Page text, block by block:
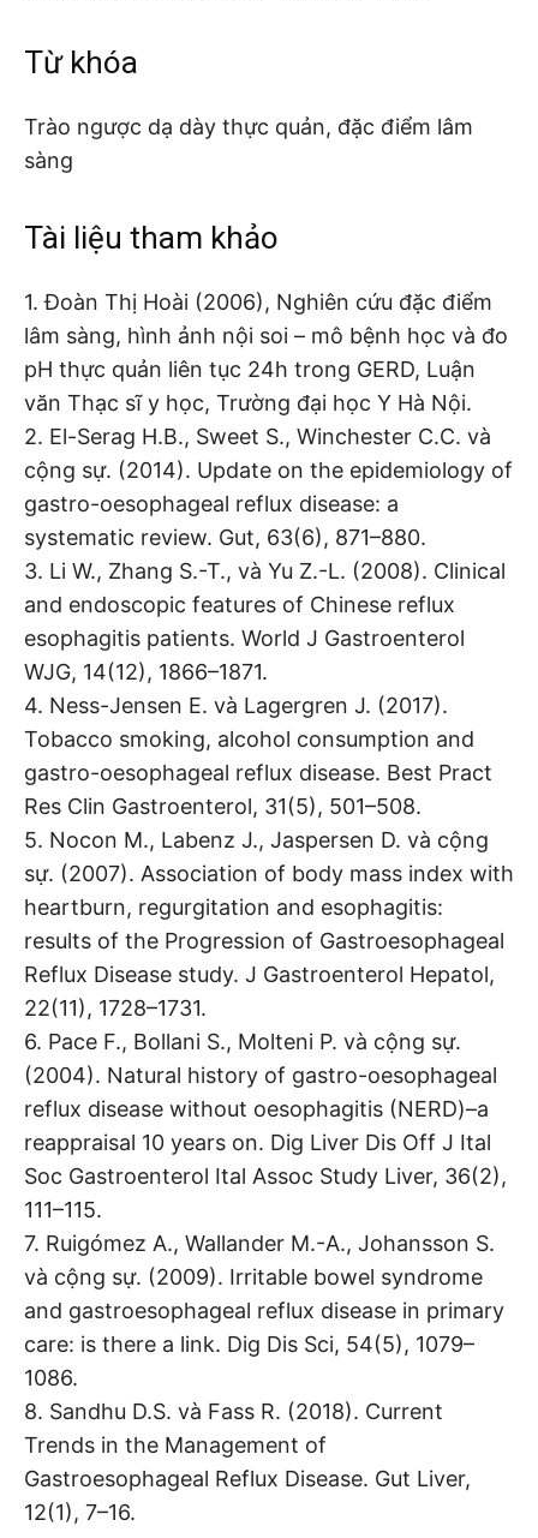
Từ khóa
Trào ngược dạ dày thực quản, đặc điểm lâm
sàng
Tài liệu tham khảo
1. Đoàn Thị Hoài (2006), Nghiên cứu đặc điểm
lâm sàng, hình ảnh nội soi – mô bệnh học và đo
pH thực quản liên tục 24h trong GERD, Luận
văn Thạc sĩ y học, Trường đại học Y Hà Nội.
2. El-Serag H.B., Sweet S., Winchester C.C. và
cộng sự. (2014). Update on the epidemiology of
gastro-oesophageal reflux disease: a
systematic review. Gut, 63(6), 871–880.
3. Li W., Zhang S.-T., và Yu Z.-L. (2008). Clinical
and endoscopic features of Chinese reflux
esophagitis patients. World J Gastroenterol
WJG, 14(12), 1866–1871.
4. Ness-Jensen E. và Lagergren J. (2017).
Tobacco smoking, alcohol consumption and
gastro-oesophageal reflux disease. Best Pract
Res Clin Gastroenterol, 31(5), 501–508.
5. Nocon M., Labenz J., Jaspersen D. và cộng
sự. (2007). Association of body mass index with
heartburn, regurgitation and esophagitis:
results of the Progression of Gastroesophageal
Reflux Disease study. J Gastroenterol Hepatol,
22(11), 1728–1731.
6. Pace F., Bollani S., Molteni P. và cộng sự.
(2004). Natural history of gastro-oesophageal
reflux disease without oesophagitis (NERD)–a
reappraisal 10 years on. Dig Liver Dis Off J Ital
Soc Gastroenterol Ital Assoc Study Liver, 36(2),
111–115.
7. Ruigómez A., Wallander M.-A., Johansson S.
và cộng sự. (2009). Irritable bowel syndrome
and gastroesophageal reflux disease in primary
care: is there a link. Dig Dis Sci, 54(5), 1079–
1086.
8. Sandhu D.S. và Fass R. (2018). Current
Trends in the Management of
Gastroesophageal Reflux Disease. Gut Liver,
12(1), 7–16.